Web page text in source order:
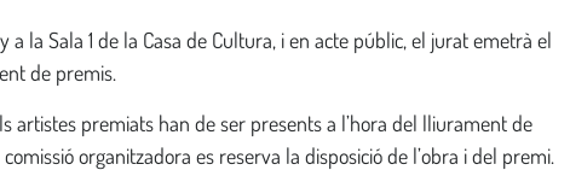
a la Sala 1 de la Casa de Cultura, i en acte públic, el jurat emetrà el
de premis.
artistes premiats han de ser presents a l’hora del lliurament de
organitzadora es reserva la disposicióde l’obra i del premi.